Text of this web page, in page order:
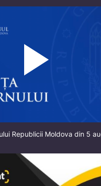
Republicii Moldova din 5